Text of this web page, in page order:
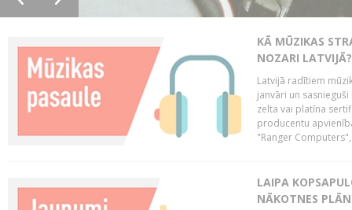
KĀ MŪZIKAS
NOZARI LATVIJĀ?
Latvijā radītiem
janvāri un
zelta vai platīna
producentu
"Ranger
LAIPA
NĀKOTNES